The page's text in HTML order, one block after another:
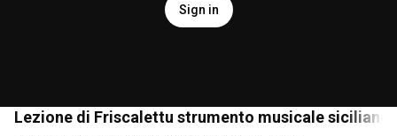
Sign in
Lezione di Friscalettu strumento musicale siciliano